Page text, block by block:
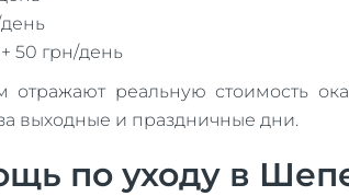
50 грн/день
реальную стоимость
выходные и праздничные дни.
по уходу в